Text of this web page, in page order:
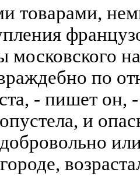
товарами,
московского
по
- пишет он,
и